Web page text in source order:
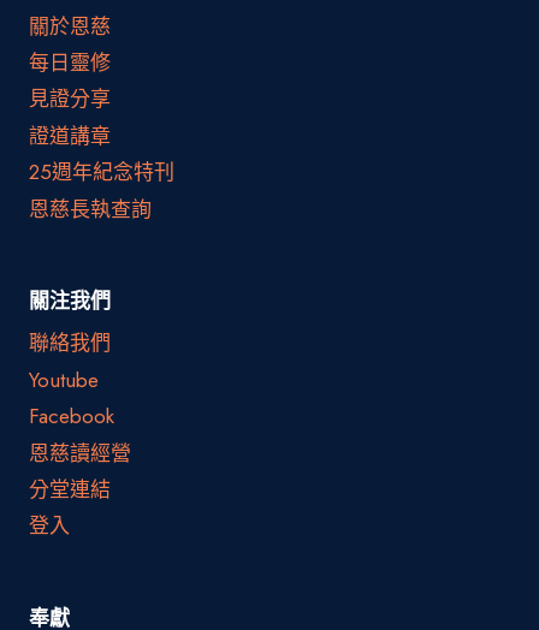
關於恩慈
每日靈修
見證分享
證道講章
25週年紀念特刊
恩慈長執查詢
關注我們
聯絡我們
Youtube
Facebook
恩慈讀經營
分堂連結
登入
奉獻